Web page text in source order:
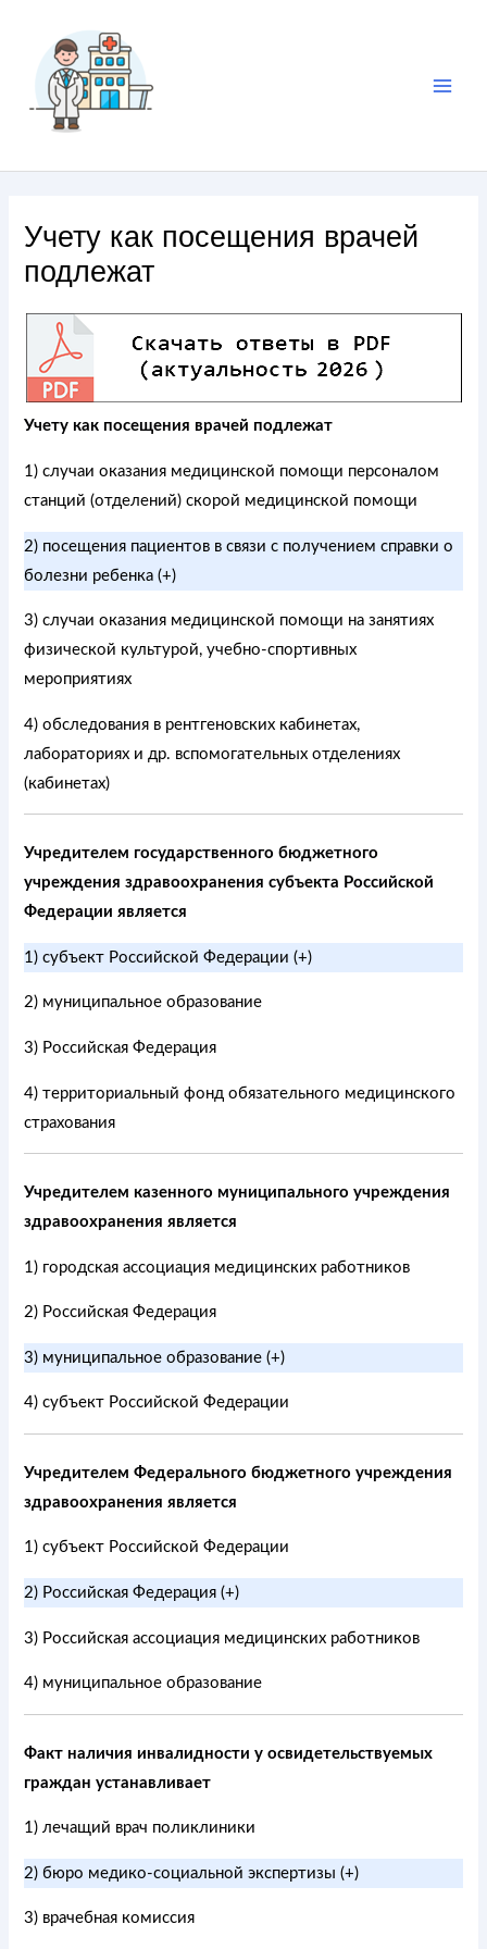
Учету как посещения врачей
подлежат
Учету как посещения врачей подлежат
1) случаи оказания медицинской помощи персоналом
станций (отделений) скорой медицинской помощи
2) посещения пациентов в связи с получением справки о
болезни ребенка (+)
3) случаи оказания медицинской помощи на занятиях
физической культурой, учебно-спортивных
мероприятиях
4) обследования в рентгеновских кабинетах,
лабораториях и др. вспомогательных отделениях
(кабинетах)
Учредителем государственного бюджетного
учреждения здравоохранения субъекта Российской
Федерации является
1) субъект Российской Федерации (+)
2) муниципальное образование
3) Российская Федерация
4) территориальный фонд обязательного медицинского
страхования
Учредителем казенного муниципального учреждения
здравоохранения является
1) городская ассоциация медицинских работников
2) Российская Федерация
3) муниципальное образование (+)
4) субъект Российской Федерации
Учредителем Федерального бюджетного учреждения
здравоохранения является
1) субъект Российской Федерации
2) Российская Федерация (+)
3) Российская ассоциация медицинских работников
4) муниципальное образование
Факт наличия инвалидности у освидетельствуемых
граждан устанавливает
1) лечащий врач поликлиники
2) бюро медико-социальной экспертизы (+)
3) врачебная комиссия